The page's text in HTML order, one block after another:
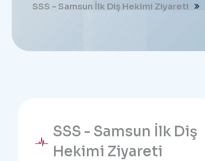
SSS - Samsun İlk Diş Hekimi Ziyareti
SSS - Samsun İlk Diş
Hekimi Ziyareti